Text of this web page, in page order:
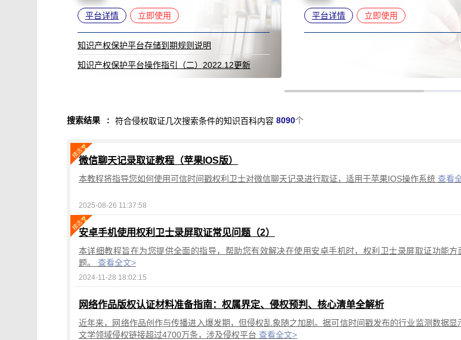
平台详情 立即使用
知识产权保护平台存储到期规则说明
知识产权保护平台操作指引（二）2022.12更新
平台详情 立即使用
搜索结果 : 符合侵权取证几次搜索条件的知识百科内容 8090个
微信聊天记录取证教程（苹果IOS版）
本教程将指导您如何使用可信时间戳权利卫士对微信聊天记录进行取证，适用于苹果IOS操作系统 查看
2025-08-26 11:37:58
安卓手机使用权利卫士录屏取证常见问题（2）
本详细教程旨在为您提供全面的指导，帮助您有效解决在使用安卓手机时，权利卫士录屏取证功能方
题。 查看全文>
2024-11-28 18:02:15
网络作品版权认证材料准备指南：权属界定、侵权预判、核心清单全解析
近年来，网络作品创作与传播进入爆发期，但侵权乱象随之加剧。据可信时间戳发布的行业监测数据
文学领域侵权链接超过4700万条，涉及侵权平台 查看全文>